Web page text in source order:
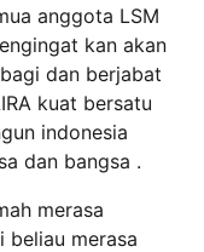
anggota LSM
kan akan
dan berjabat
kuat bersatu
indonesia
dan bangsa .
merasa
beliau merasa